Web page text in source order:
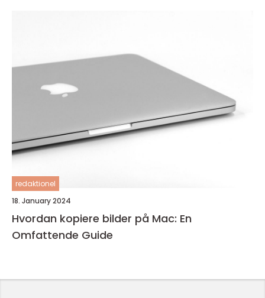
redaktionel
18. January 2024
Hvordan kopiere bilder på Mac: En
Omfattende Guide